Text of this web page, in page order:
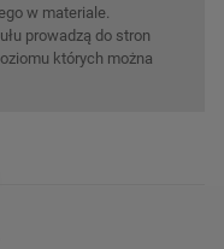
w materiale.
prowadzą do stron
których można